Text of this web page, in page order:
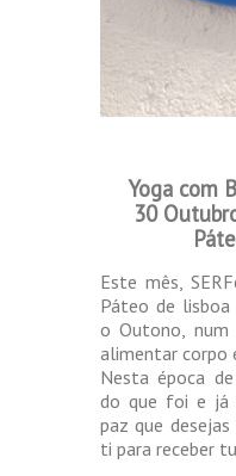
Yoga com
30
Este mês,
Páteo de
o Outono, num
alimentar corpo
Nesta época
do que foi e já
paz que
ti para receber